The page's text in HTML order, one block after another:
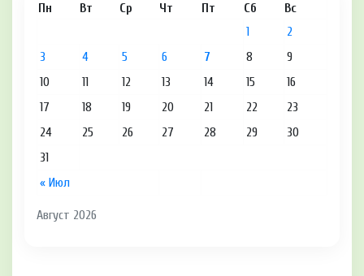
Август 2026
Пн Вт Ср Чт Пт Сб Вс
« Июл
1
2
3
4 5 6 7 8
9
10
11 12 13 14 15
16
17
18 19 20 21 22
23
24
25 26 27 28 29
30
31